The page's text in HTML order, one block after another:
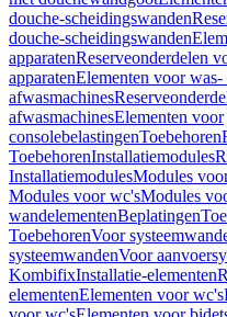
douche-scheidingswanden
douche-scheidingswanden
apparatenReserveonderdelen
apparatenElementen voor was-
afwasmachines
afwasmachinesElementen voor
consolebelastingenToebehoren
ToebehorenInstallatiemodules
InstallatiemodulesModules
Modules voor wc'sModules
wandelementenBeplatingen
ToebehorenVoor
systeemwandenVoor
KombifixInstallatie-elementen
elementenElementen voor wc's